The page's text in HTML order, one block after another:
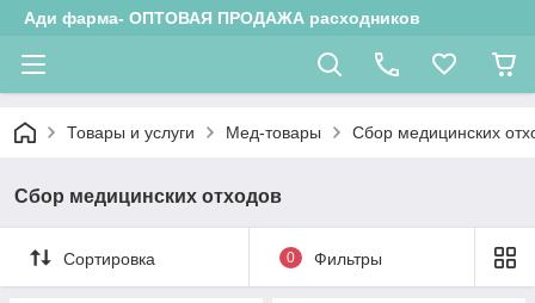
Ади фарма- ОПТОВАЯ ПРОДАЖА расходников
Товары и услуги Мед-товары Сбор медицинских
Сбор медицинских отходов
Сортировка 0 Фильтры